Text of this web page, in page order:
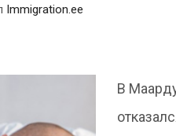
Immigration.ee
В